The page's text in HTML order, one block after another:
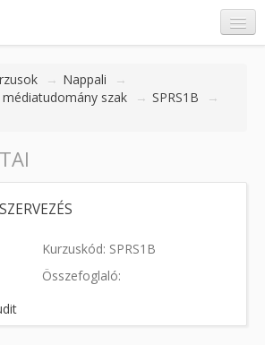
→ Nappali
→
szak
→ SPRS1B
→
Kurzuskód: SPRS1B
Összefoglaló: